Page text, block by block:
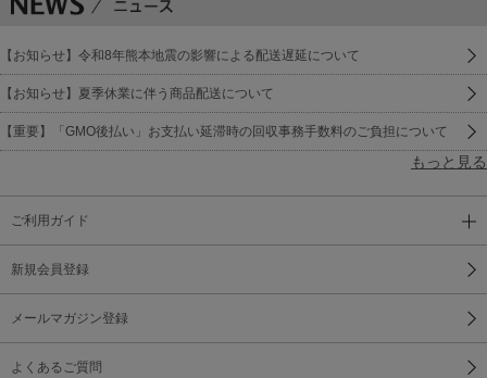
【お知らせ】令和8年熊本地震の影響による配送遅延について
【お知らせ】夏季休業に伴う商品配送について
【重要】「GMO後払い」お支払い延滞時の回収事務手数料のご負担について
もっと見る
ご利用ガイド
新規会員登録
メールマガジン登録
よくあるご質問